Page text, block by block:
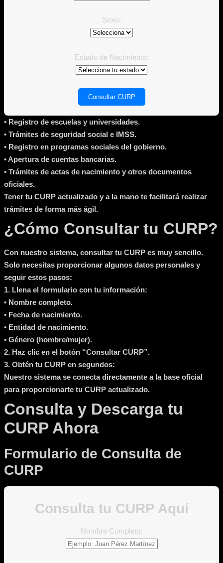
Sexo:
Estado de Nacimiento:
Consultar CURP
• Registro de escuelas y universidades.
• Trámites de seguridad social e IMSS.
• Registro en programas sociales del gobierno.
•Apertura de cuentas bancarias.
• Trámites de actas de nacimiento y otros documentos
oficiales.
Tener tu CURP actualizado y a la mano te facilitará realizar
trámites de forma más ágil.
¿Cómo Consultar tu CURP?
Con nuestro sistema, consultar tu CURP es muy sencillo.
Solo necesitas proporcionar algunos datos personales y
seguir estos pasos:
1. Llena el formulario con tu información:
• Nombre completo.
• Fecha de nacimiento.
• Entidad de nacimiento.
• Género (hombre/mujer).
2. Haz clic en el botón “Consultar CURP”.
3. Obtén tu CURP en segundos:
Nuestro sistema se conecta directamente a la base oficial
para proporcionarte tu CURP actualizado.
Consulta y Descarga tu
CURP Ahora
Formulario de Consulta de
CURP
Consulta tu CURP Aquí
Nombre Completo: